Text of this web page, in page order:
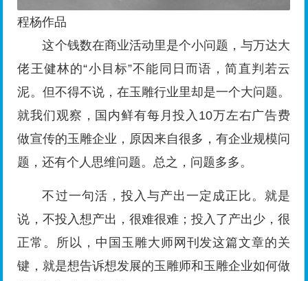
程杨作品
这个钱数在商业活动里是个小问题，与万达大
佬王健林的“小目标”不能同日而语，简直判若云
泥。但不得不说，在玉雕行业里却是一个大问题。
就我们观察，国内鲜有每月投入10万左右广告费
做宣传的玉雕企业，原因来自很多，有企业规模问
题，还有个人思维问题。总之，问题多多。
不过一句活，投入与产出一定成正比。就是
说，不投入想产出，很难很难；投入了产出少，很
正常。所以，中国玉雕大师网刊发这篇文章的关
键，就是想告诉想发展的玉雕师和玉雕企业如何做